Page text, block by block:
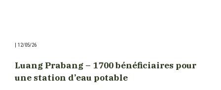
| 12/05/26
Luang Prabang – 1 700 bénéficiaires pour
une station d’eau potable